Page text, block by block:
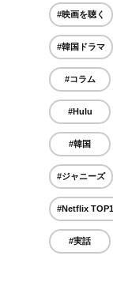
#映画を聴く
#韓国ドラマ
#コラム
#Hulu
#韓国
#ジャニーズ
#Netflix
#実話